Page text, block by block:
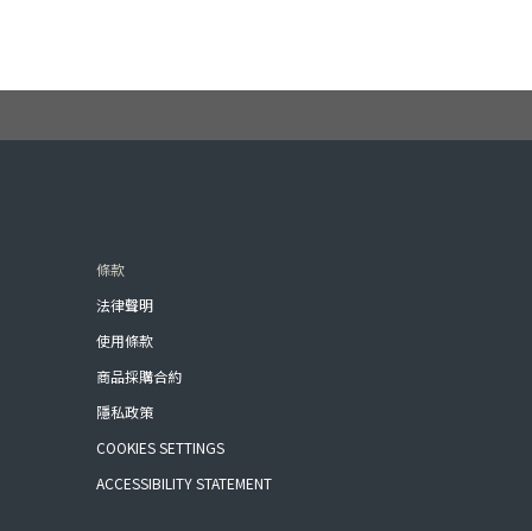
條款
法律聲明
使用條款
商品採購合約
隱私政策
COOKIES SETTINGS
ACCESSIBILITY STATEMENT